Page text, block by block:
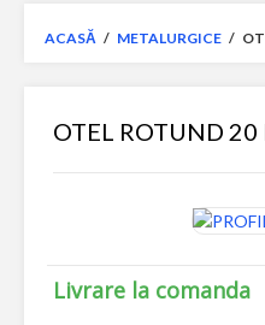
ACASĂ / METALURGICE /
OTEL ROTUND
Livrare la comanda